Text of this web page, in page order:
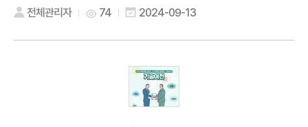
전체관리자 74 2024-09-13